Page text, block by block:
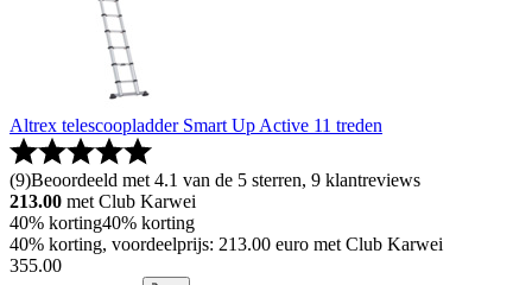
Altrex telescoopladder Smart Up Active 11 treden
(9)Beoordeeld met 4.1 van de 5 sterren, 9 klantreviews
213.00 met Club Karwei
40% korting40% korting
40% korting, voordeelprijs: 213.00 euro met Club Karwei
355.00